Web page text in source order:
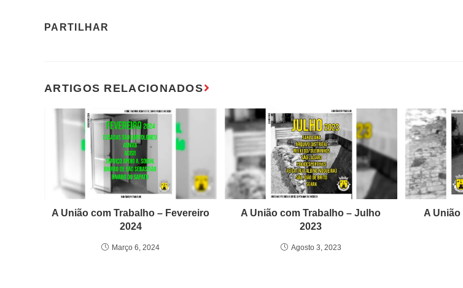
A União com Trabalho – Fevereiro
2024
Março 6, 2024
A União com Trabalho – Julho
2023
Agosto 3, 2023
A União